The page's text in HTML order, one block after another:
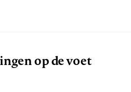
op de voet